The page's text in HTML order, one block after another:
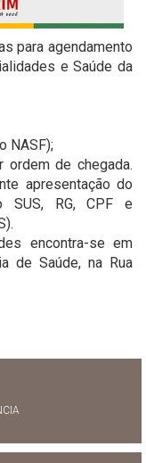
para agendamento
e Saúde da
NASF);
ordem de chegada.
apresentação do
SUS, RG, CPF e
encontra-se em
de Saúde, na Rua